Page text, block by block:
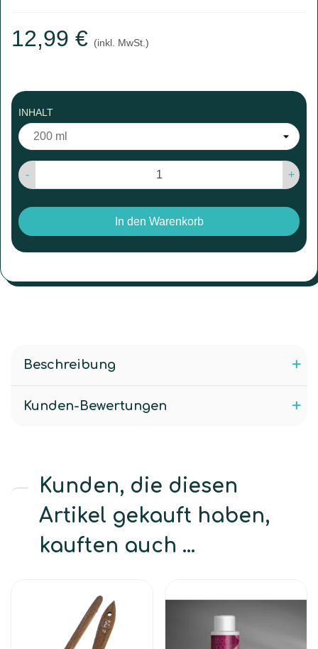
12,99 € (inkl. MwSt.)
INHALT
- +
In den Warenkorb
Beschreibung
Kunden-Bewertungen
Kunden, die diesen
Artikel gekauft haben,
kauften auch ...